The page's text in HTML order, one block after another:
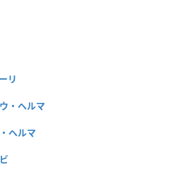
リ
・ヘルマ
ヘルマ